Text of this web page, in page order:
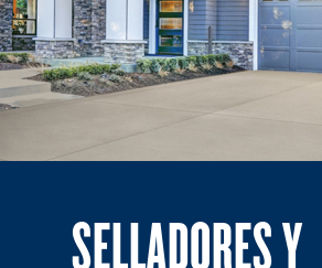
SELLADORES Y